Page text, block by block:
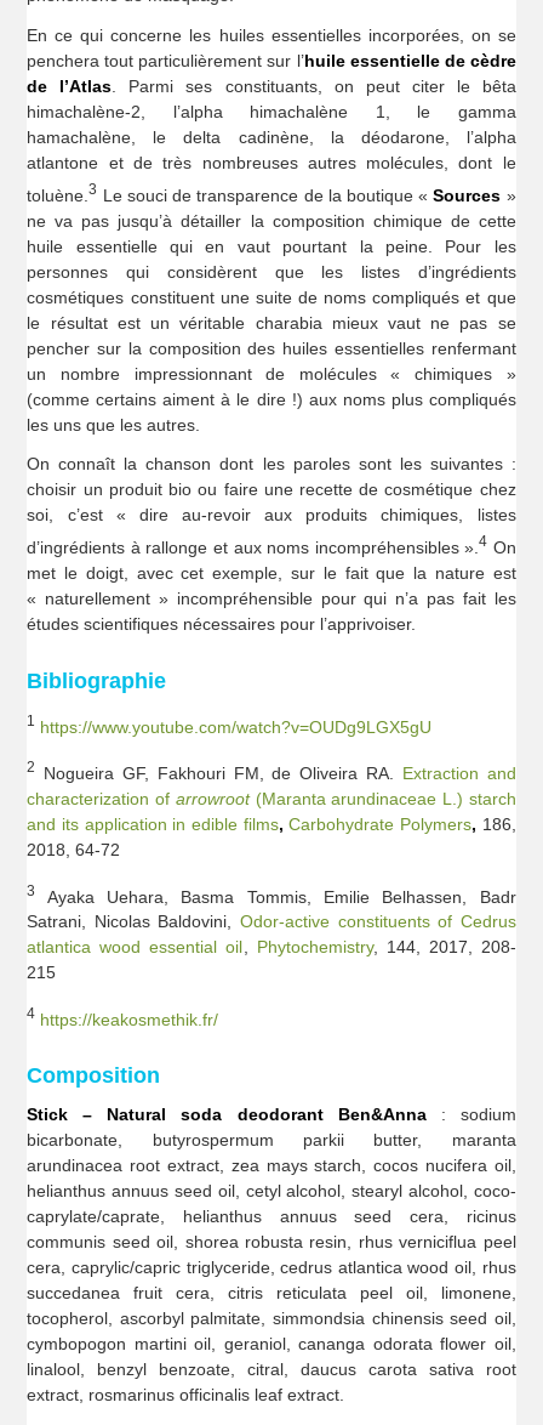
En ce qui concerne les huiles essentielles incorporées, on se
penchera tout particulièrement sur l’huile essentielle de cèdre
de l’Atlas . Parmi ses constituants, on peut citer le bêta
himachalène-2, l’alpha himachalène 1, le gamma
hamachalène, le delta cadinène, la déodarone, l’alpha
atlantone et de très nombreuses autres molécules, dont le
toluène.3 Le souci de transparence de la boutique «Sources »
ne va pas jusqu’à détailler la composition chimique de cette
huile essentielle qui en vaut pourtant la peine. Pour les
personnes qui considèrent que les listes d’ingrédients
cosmétiques constituent une suite de noms compliqués et que
le résultat est un véritable charabia mieux vaut ne pas se
pencher sur la composition des huiles essentielles renfermant
un nombre impressionnant de molécules « chimiques »
(comme certains aiment à le dire !) aux noms plus compliqués
les uns que les autres.
On connaît la chanson dont les paroles sont les suivantes :
choisir un produit bio ou faire une recette de cosmétique chez
soi, c’est « dire au-revoir aux produits chimiques, listes
d’ingrédients à rallonge et aux noms incompréhensibles ».4 On
met le doigt, avec cet exemple, sur le fait que la nature est
« naturellement » incompréhensible pour qui n’a pas fait les
études scientifiques nécessaires pour l’apprivoiser.
Bibliographie
1 https://www.youtube.com/watch?v=OUDg9LGX5gU
2 Nogueira GF, Fakhouri FM, de Oliveira RA. Extraction and
characterization of arrowroot(Maranta arundinaceae L.) starch
and its application in edible films,Carbohydrate Polymers, 186,
2018, 64-72
3
Ayaka Uehara, Basma Tommis, Emilie Belhassen, Badr
Satrani, Nicolas Baldovini, Odor-active constituents of Cedrus
atlantica wood essential oil, Phytochemistry, 144, 2017, 208-
215
4 https://keakosmethik.fr/
Composition
Stick – Natural soda deodorant Ben&Anna: sodium
bicarbonate, butyrospermum parkii butter, maranta
arundinacea root extract, zea mays starch, cocos nucifera oil,
helianthus annuus seed oil, cetyl alcohol, stearyl alcohol, coco-
caprylate/caprate, helianthus annuus seed cera, ricinus
communis seed oil, shorea robusta resin, rhus verniciflua peel
cera, caprylic/capric triglyceride, cedrus atlantica wood oil, rhus
succedanea fruit cera, citris reticulata peel oil, limonene,
tocopherol, ascorbyl palmitate, simmondsia chinensis seed oil,
cymbopogon martini oil, geraniol, cananga odorata flower oil,
linalool, benzyl benzoate, citral, daucus carota sativa root
extract, rosmarinus officinalis leaf extract.